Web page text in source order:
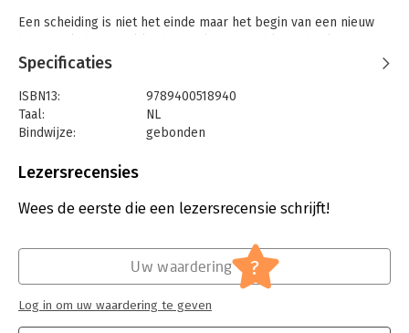
Een scheiding is niet het einde maar het begin van een nieuw
beïnvloeden. In De zeven stappen naar harmonieus co-
ouderschap biedt psycholoog en gezinstherapeut Hedvig
Montgomery ouders de tools om samen te werken in het
belang van hun kinderen. Hoe communiceer je de
veranderingen naar je kind? Hoe zorg je ervoor dat je als gezin
blijf je een betrokken ouder wanneer het leven een andere
Dit boek is een onmisbare gids voor ouders die harmonieus
een kind in komen, en voor iedereen die kinderen een veilige
en liefdevolle basis wil bieden.
Specificaties
ISBN13:
9789400518940
Taal:
NL
Bindwijze:
gebonden
Uitgever:
Verschijningsdatum:
11-2-2026
Lezersrecensies
Wees de eerste die een lezersrecensie schrijft!
Uw waardering ?
Log in om uw waardering te geven